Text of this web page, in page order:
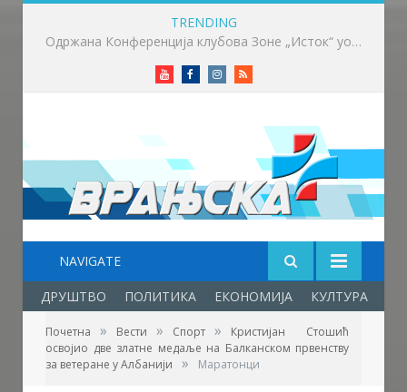
TRENDING
Вучић: Расписивање избора за који дан или недељу
YoutubeFacebookInstagram
RSS
NAVIGATE
ДРУШТВО ПОЛИТИКА ЕКОНОМИЈА КУЛТУРА
Почетна » Вести » Спорт »
Кристијан Стошић
освојио две златне медаље на Балканском првенству
за ветеране у Албанији
» Маратонци
Фото: АК "Врањски маратонци"